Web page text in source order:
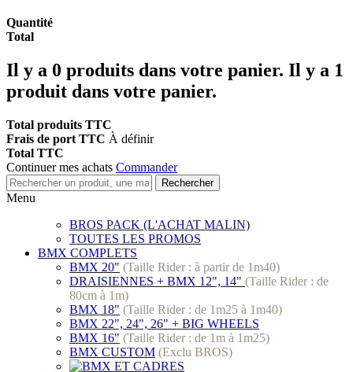
Quantité
Total
Il y a 0 produits dans votre panier. Il y a 1
produit dans votre panier.
Total produits TTC
Frais de port TTC À définir
Total TTC
Continuer mes achats Commander
Rechercher
Menu
BROS PACK (L'ACHAT MALIN)
TOUTES LES PROMOS
BMX COMPLETS
BMX 20" (Taille Rider : à partir de 1m40)
DRAISIENNES + BMX 12", 14" (Taille Rider : de
80cm à 1m)
BMX 18" (Taille Rider : de 1m25 à 1m40)
BMX 22", 24", 26" + BIG WHEELS
BMX 16" (Taille Rider : de 1m à 1m25)
BMX CUSTOM (Exclu BROS)